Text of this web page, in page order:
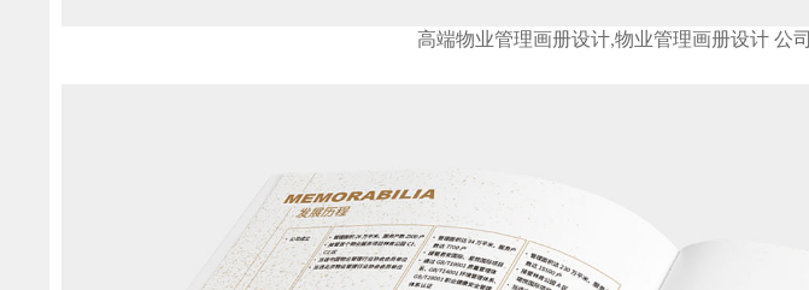
高端物业管理画册设计,物业管理画册设计 公司